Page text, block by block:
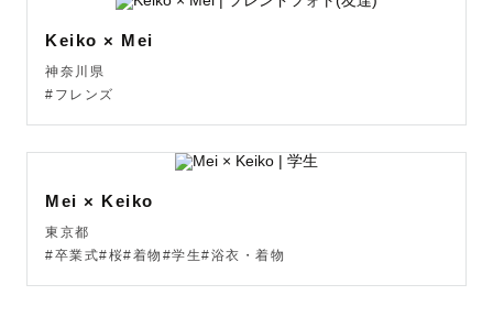
Keiko × Mei
神奈川県
#フレンズ
Mei × Keiko
東京都
#卒業式#桜#着物#学生#浴衣・着物